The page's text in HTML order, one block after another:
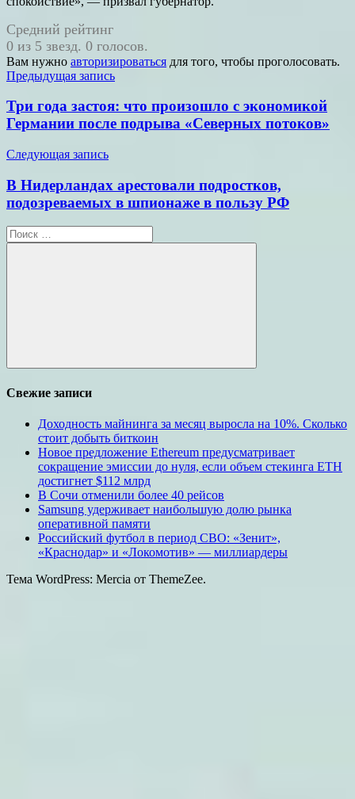
Средний рейтинг
0 из 5 звезд. 0 голосов.
Вам нужно авторизироваться для того, чтобы проголосовать.
Навигация
по
записям
Предыдущая запись
Три года застоя: что произошло с экономикой
Германии после подрыва «Северных потоков»
Следующая запись
В Нидерландах арестовали подростков,
подозреваемых в шпионаже в пользу РФ
Поиск
для:
Поиск
Свежие записи
Доходность майнинга за месяц выросла на 10%. Сколько
стоит добыть биткоин
Новое предложение Ethereum предусматривает
сокращение эмиссии до нуля, если объем стекинга ETH
достигнет $112 млрд
В Сочи отменили более 40 рейсов
Samsung удерживает наибольшую долю рынка
оперативной памяти
Российский футбол в период СВО: «Зенит»,
«Краснодар» и «Локомотив» — миллиардеры
Тема WordPress: Mercia от ThemeZee.